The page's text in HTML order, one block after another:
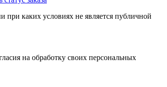
каких условиях не является публичной
на обработку своих персональных